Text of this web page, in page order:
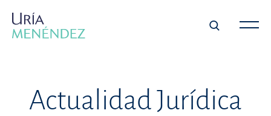
Actualidad Jurídica